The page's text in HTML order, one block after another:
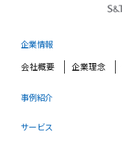
企業情報
会社概要
企業理念
事例紹介
サービス